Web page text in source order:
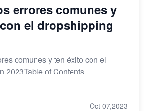
errores comunes y
el dropshipping
comunes y ten éxito con el
2023Table of Contents
Oct 07,2023